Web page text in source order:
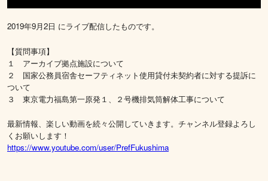
2019年9月2日 にライブ配信したものです。
【質問事項】
１ アーカイブ拠点施設について
２ 国家公務員宿舎セーフティネット使用貸付未契約者に対する提訴に
ついて
３ 東京電力福島第一原発１、２号機排気筒解体工事について
最新情報、楽しい動画を続々公開していきます。チャンネル登録よろし
くお願いします！
https://www.youtube.com/user/PrefFukushima